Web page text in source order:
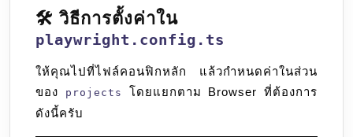
🛠️ วิธีการตั้งค่าใน
playwright.config.ts
ให้คุณไปที่ไฟล์คอนฟิกหลัก แล้วกำหนดค่าในส่วน
ของ
projects
โดยแยกตาม Browser ที่ต้องการ
ดังนี้ครับ